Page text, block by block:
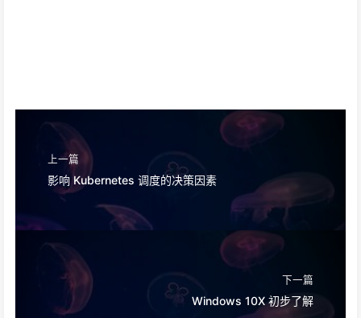
上一篇
影响 Kubernetes 调度的决策因素
下一篇
Windows 10X 初步了解